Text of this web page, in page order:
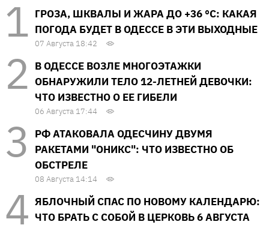
ГРОЗА, ШКВАЛЫ И ЖАРА ДО +36 °С: КАКАЯ
ПОГОДА БУДЕТ В ОДЕССЕ В ЭТИ ВЫХОДНЫЕ
07 Августа 18:42
В ОДЕССЕ ВОЗЛЕ МНОГОЭТАЖКИ
ОБНАРУЖИЛИ ТЕЛО 12-ЛЕТНЕЙ ДЕВОЧКИ:
ЧТО ИЗВЕСТНО О ЕЕ ГИБЕЛИ
06 Августа 17:44
РФ АТАКОВАЛА ОДЕСЧИНУ ДВУМЯ
РАКЕТАМИ "ОНИКС": ЧТО ИЗВЕСТНО ОБ
ОБСТРЕЛЕ
08 Августа 14:14
ЯБЛОЧНЫЙ СПАС ПО НОВОМУ КАЛЕНДАРЮ:
ЧТО БРАТЬ С СОБОЙ В ЦЕРКОВЬ 6 АВГУСТА